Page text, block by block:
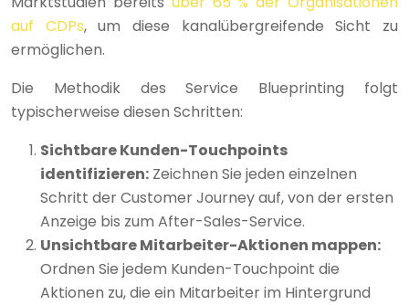
auf CDPs, um diese kanalübergreifende Sicht zu
ermöglichen.
Die Methodik des Service Blueprinting folgt
typischerweise diesen Schritten:
Sichtbare Kunden-Touchpoints
identifizieren: Zeichnen Sie jeden einzelnen
Schritt der Customer Journey auf, von der ersten
Anzeige bis zum After-Sales-Service.
Unsichtbare Mitarbeiter-Aktionen mappen:
Ordnen Sie jedem Kunden-Touchpoint die
Aktionen zu, die ein Mitarbeiter im Hintergrund